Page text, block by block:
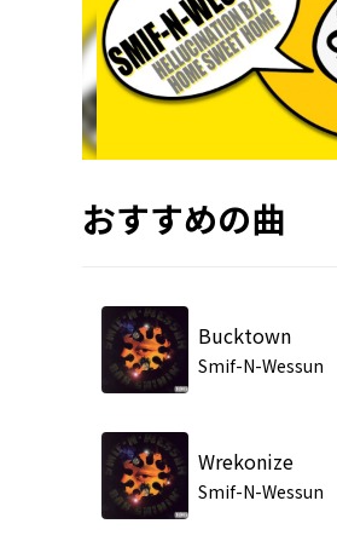
おすすめの曲
Bucktown
Smif-N-Wessun
Wrekonize
Smif-N-Wessun